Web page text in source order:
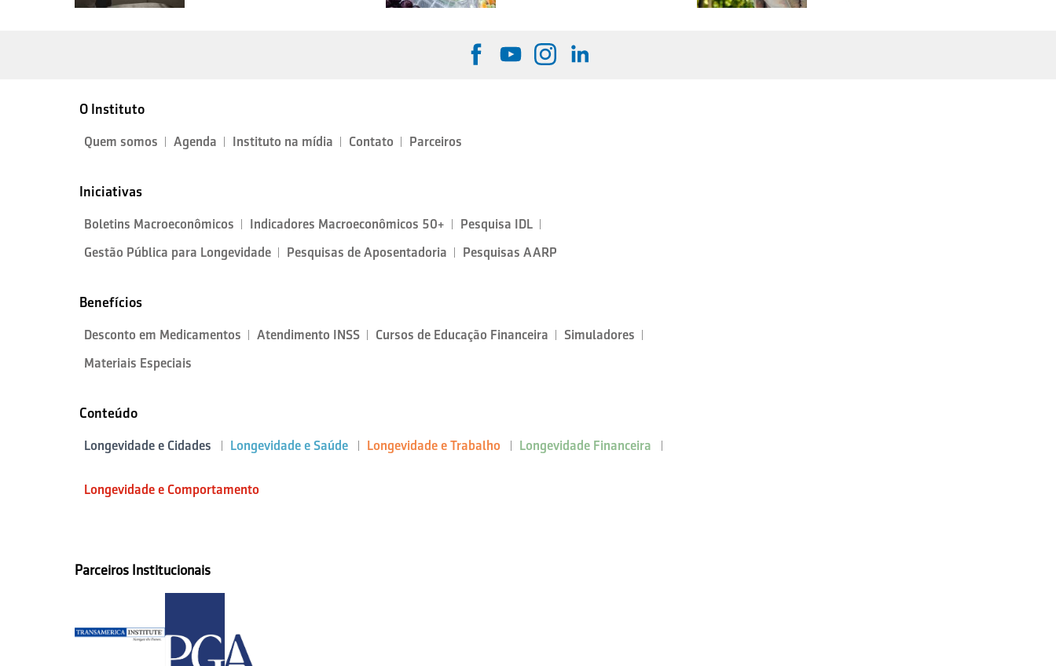
O Instituto
Quem somos Agenda Instituto na mídia Contato Parceiros
Iniciativas
Boletins Macroeconômicos Indicadores Macroeconômicos 50+
Pesquisa IDL
Gestão Pública para Longevidade
Pesquisas de Aposentadoria Pesquisas AARP
Benefícios
Desconto em Medicamentos Atendimento INSS Cursos de Educação Financeira
Simuladores
Materiais Especiais
Conteúdo
Longevidade e Cidades Longevidade e Saúde Longevidade e Trabalho Longevidade Financeira
Longevidade e Comportamento
Parceiros Institucionais